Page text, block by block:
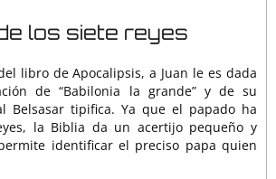
los siete reyes
libro de Apocalipsis, a Juan le es dada
de “Babilonia la grande” y de su
Belsasar tipifica. Ya que el papado ha
la Biblia da un acertijo pequeño y
identificar el preciso papa quien